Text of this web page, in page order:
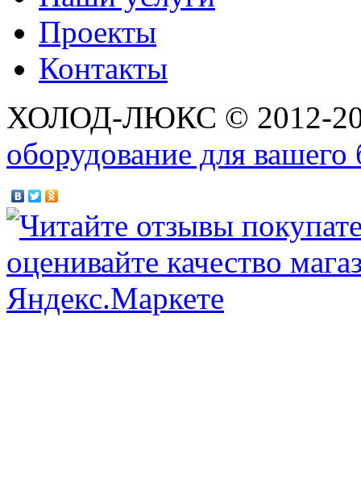
Проекты
Контакты
ХОЛОД-ЛЮКС © 2012-
оборудование для вашего